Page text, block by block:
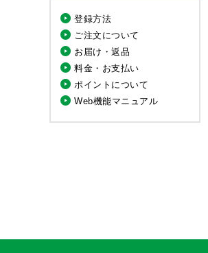
登録方法
ご注文について
お届け・返品
料金・お支払い
ポイントについて
Web機能マニュアル